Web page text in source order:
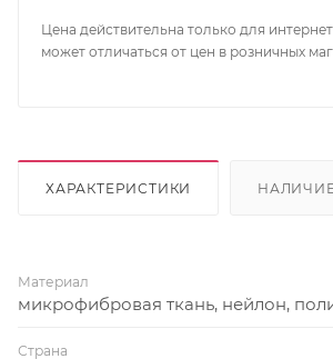
Цена действительна только для
может отличаться от цен в розничных
ХАРАКТЕРИСТИКИ НАЛИЧИЕ
Материал
микрофибровая ткань, нейлон,
Страна